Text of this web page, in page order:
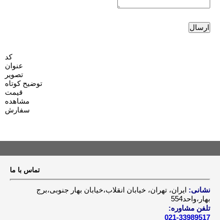
کد
عنوان
تصویر
توضیح کوتاه
قیمت
مشاهده
سفارش
تماس با ما
نشانی: ایران، تهران، خیابان انقلاب،خیابان بهار جنوبی،برج
بهار،واحد554
تلفن مشاوره:
021-33989517